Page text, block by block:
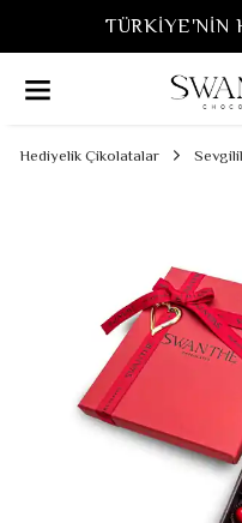
TÜRKIYE'NIN
Hediyelik Çikolatalar